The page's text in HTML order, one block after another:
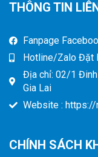
THÔNG TIN
Fanpage
Hotline/Zalo Đặt
Địa chỉ: 02/1 Đinh
Gia Lai
Website :
CHÍNH SÁCH